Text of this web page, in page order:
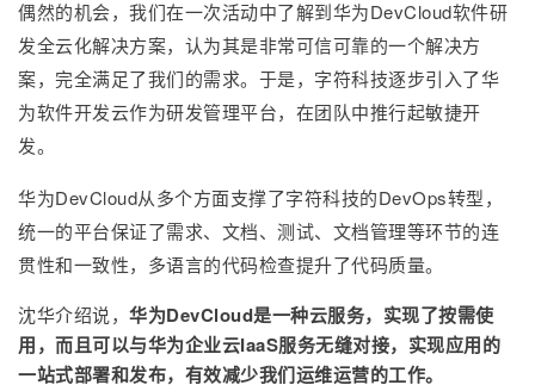
偶然的机会，我们在一次活动中了解到华为DevCloud软件研
发全云化解决方案，认为其是非常可信可靠的一个解决方
案，完全满足了我们的需求。于是，字符科技逐步引入了华
为软件开发云作为研发管理平台，在团队中推行起敏捷开
发。
华为DevCloud从多个方面支撑了字符科技的DevOps转型，
统一的平台保证了需求、文档、测试、文档管理等环节的连
贯性和一致性，多语言的代码检查提升了代码质量。
沈华介绍说， 华为DevCloud是一种云服务，实现了按需使
用，而且可以与华为企业云IaaS服务无缝对接，实现应用的
一站式部署和发布，有效减少我们运维运营的工作。